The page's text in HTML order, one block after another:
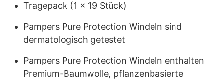
Tragepack (1 x 19 Stück)
Pampers Pure Protection Windeln sind
dermatologisch getestet
Pampers Pure Protection Windeln enthalten
Premium-Baumwolle, pflanzenbasierte